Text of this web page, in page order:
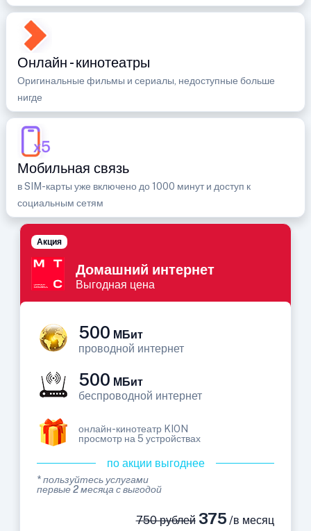
Онлайн - кинотеатры
Оригинальные фильмы и сериалы, недоступные больше
нигде
Мобильная связь
в SIM-карты уже включено до 1000 минут и доступ к
социальным сетям
Домашний интернет
Выгодная цена
Акция
500 МБит
проводной интернет
500 МБит
беспроводной интернет
онлайн-кинотеатр KION
просмотр на 5 устройствах
по акции выгоднее
* пользуйтесь услугами
первые 2 месяца с выгодой
750 рублей375 /в месяц